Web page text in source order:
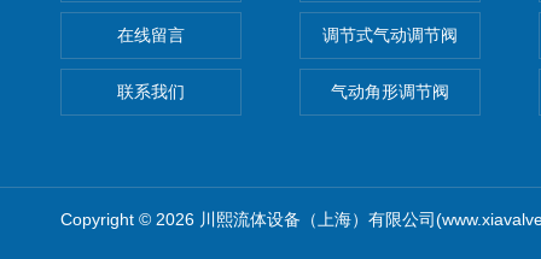
在线留言
联系我们
调节式气动调节阀
气动角形调节阀
Copyright © 2026 川熙流体设备（上海）有限公司